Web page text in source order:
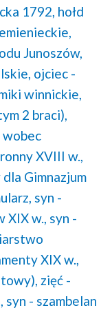
1792, hołd
Junoszów,
ojciec -
winnickie,
2 braci),
wobec
XVIII w.,
Gimnazjum
syn -
XIX w., syn -
XIX w.,
zięć -
syn - szambelan